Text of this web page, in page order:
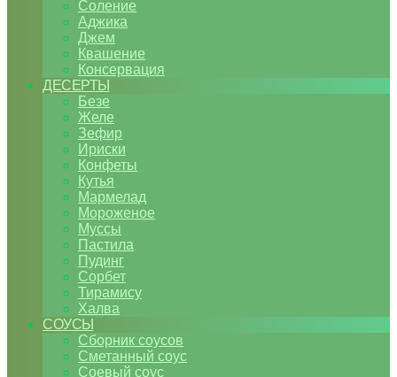
Соление
Аджика
Джем
Квашение
Консервация
ДЕСЕРТЫ
Безе
Желе
Зефир
Ириски
Конфеты
Кутья
Мармелад
Мороженое
Муссы
Пастила
Пудинг
Сорбет
Тирамису
Халва
СОУСЫ
Сборник соусов
Сметанный соус
Соевый соус